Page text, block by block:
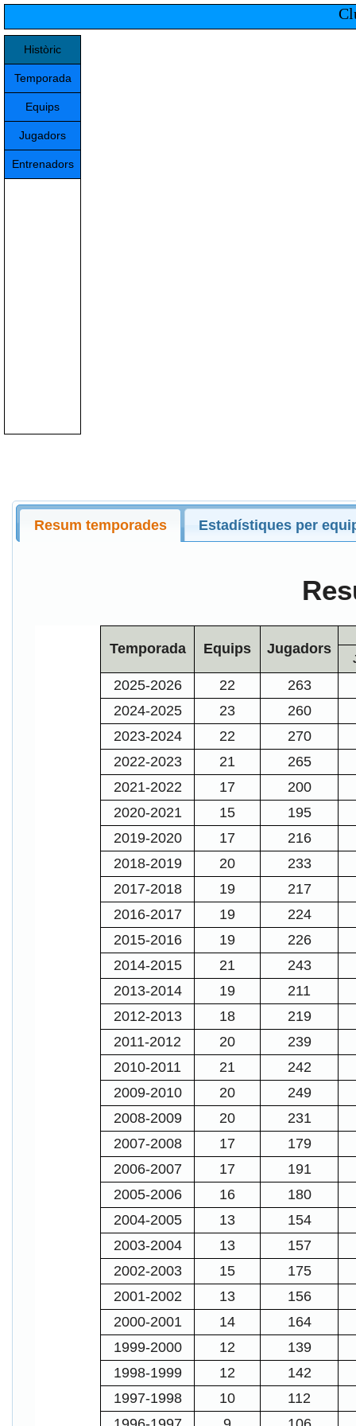
Històric
Temporada
Equips
Jugadors
Entrenadors
Resum temporades Estadístiques per
Temporada Equips Jugadors
2025-2026 22
263
2024-2025
23
260
2023-2024
22
270
2022-2023
21
265
2021-2022
17
200
2020-2021
15
195
2019-2020
17
216
2018-2019
20
233
2017-2018
19
217
2016-2017
19
224
2015-2016
19
226
2014-2015
21
243
2013-2014
19
211
2012-2013
18
219
2011-2012
20
239
2010-2011
21
242
2009-2010
20
249
2008-2009
20
231
2007-2008
17
179
2006-2007
17
191
2005-2006
16
180
2004-2005
13
154
2003-2004
13
157
2002-2003
15
175
2001-2002
13
156
2000-2001
14
164
1999-2000
12
139
1998-1999
12
142
1997-1998
10
112